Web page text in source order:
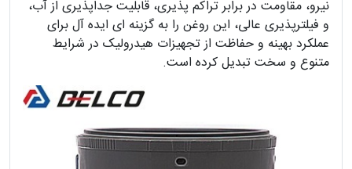
نیرو، مقاومت در برابر تراکم پذیری، قابلیت جداپذیری از آب،
و فیلترپذیری عالی، این روغن را به گزینه ای ایده آل برای
عملکرد بهینه و حفاظت از تجهیزات هیدرولیک در شرایط
متنوع و سخت تبدیل کرده است.